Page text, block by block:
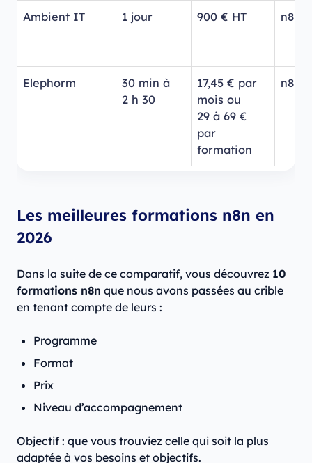
Ambient IT 1 jour 900 € HT n8n
Elephorm
30 min à
2 h 30
17,45 € par
mois ou
29 à 69 €
par
formation
n8n
Les meilleures formations n8n en
2026
Dans la suite de ce comparatif, vous découvrez 10
formations n8n que nous avons passées au crible
en tenant compte de leurs :
Programme
Format
Prix
Niveau d’accompagnement
Objectif : que vous trouviez celle qui soit la plus
adaptée à vos besoins et objectifs.